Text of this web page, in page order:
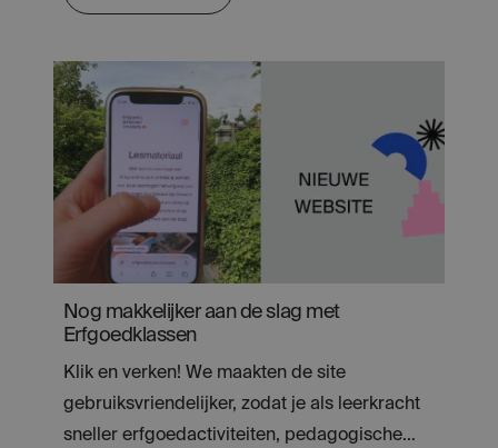
Nog makkelijker aan de slag met
Erfgoedklassen
Klik en verken! We maakten de site
gebruiksvriendelijker, zodat je als leerkracht
sneller erfgoedactiviteiten, pedagogische